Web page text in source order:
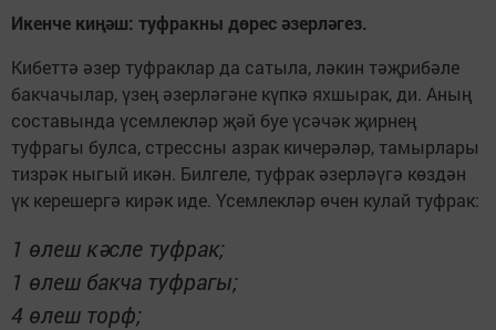
Икенче киңәш: туфракны дөрес әзерләгез.
Кибеттә әзер туфраклар да сатыла, ләкин тәҗрибәле
бакчачылар, үзең әзерләгәне күпкә яхшырак, ди. Аның
составында үсемлекләр җәй буе үсәчәк җирнең
туфрагы булса, стрессны азрак кичерәләр, тамырлары
тизрәк ныгый икән. Билгеле, туфрак әзерләүгә көздән
үк керешергә кирәк иде. Үсемлекләр өчен кулай туфрак:
1 өлеш кәсле туфрак;
1 өлеш бакча туфрагы;
4 өлеш торф;